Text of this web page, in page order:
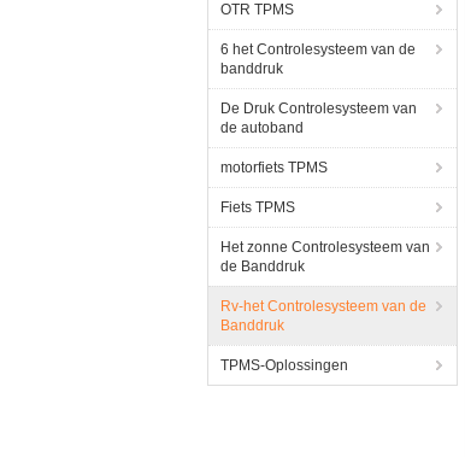
OTR TPMS
6 het Controlesysteem van de
banddruk
De Druk Controlesysteem van
de autoband
motorfiets TPMS
Fiets TPMS
Het zonne Controlesysteem van
de Banddruk
Rv-het Controlesysteem van de
Banddruk
TPMS-Oplossingen